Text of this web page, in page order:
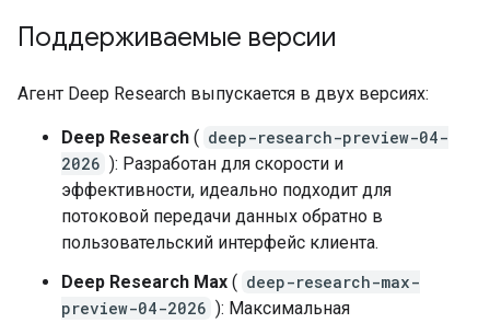
Поддерживаемые версии
Агент Deep Research выпускается в двух версиях:
Deep Research ( deep-research-preview-04-
2026 ): Разработан для скорости и
эффективности, идеально подходит для
потоковой передачи данных обратно в
пользовательский интерфейс клиента.
Deep Research Max ( deep-research-max-
preview-04-2026 ): Максимальная